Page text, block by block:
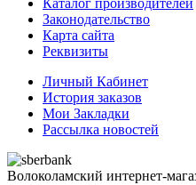
Законодательство
Карта сайта
Реквизиты
Личный Кабинет
История заказов
Мои Закладки
Рассылка новостей
Волоколамский интернет-